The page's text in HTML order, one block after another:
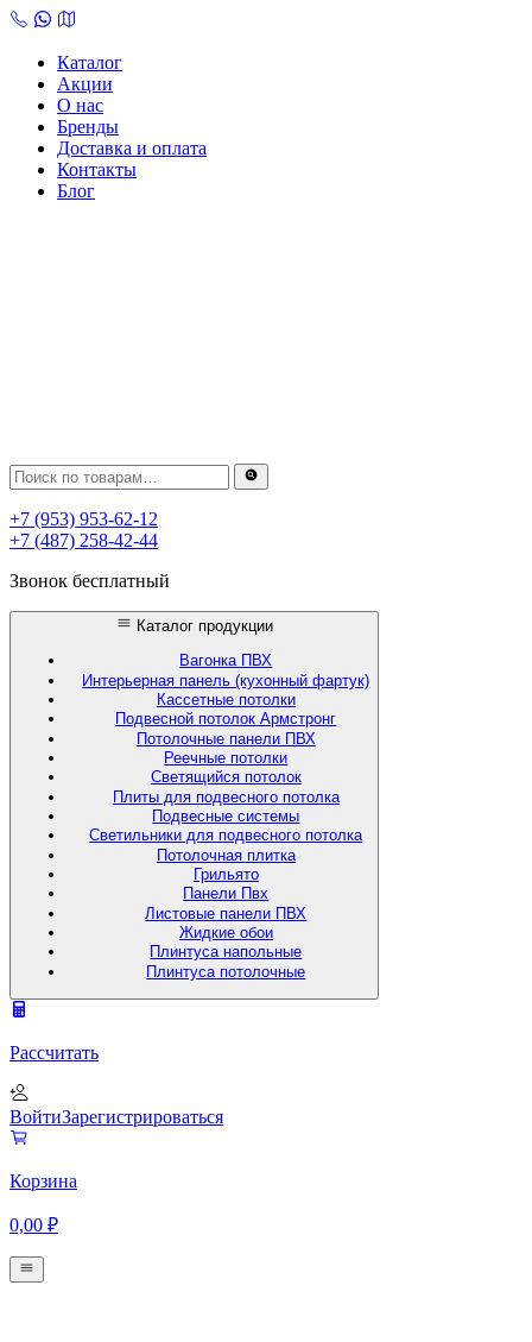
Skip
contentКаталог
Акции
О нас
Бренды
Доставка и оплата
Контакты
Блог
+7 (953) 953-62-12
+7 (487) 258-42-44
Звонок бесплатный
Каталог продукции
Вагонка ПВХ
Интерьерная панель (кухонный фартук)
Кассетные потолки
Подвесной потолок Армстронг
Потолочные панели ПВХ
Реечные потолки
Светящийся потолок
Плиты для подвесного потолка
Подвесные системы
Светильники для подвесного потолка
Потолочная плитка
Грильято
Панели Пвх
Листовые панели ПВХ
Жидкие обои
Плинтуса напольные
Плинтуса потолочные
Рассчитать
ВойтиЗарегистрироваться
Корзина
0,00 ₽